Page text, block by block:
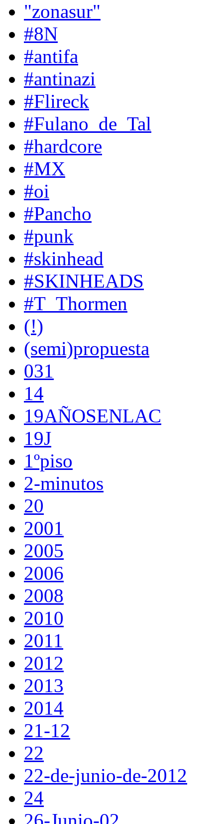
"zonasur"
#8N
#antifa
#antinazi
#Flireck
#Fulano_de_Tal
#hardcore
#MX
#oi
#Pancho
#punk
#skinhead
#SKINHEADS
#T_Thormen
(!)
(semi)propuesta
031
14
19AÑOSENLAC
19J
1ºpiso
2-minutos
20
2001
2005
2006
2008
2010
2011
2012
2013
2014
21-12
22
22-de-junio-de-2012
24